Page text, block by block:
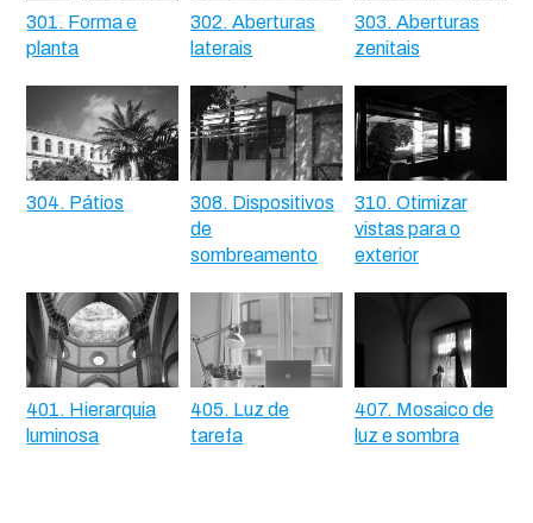
301. Forma e
planta
302. Aberturas
laterais
303. Aberturas
zenitais
304. Pátios
308. Dispositivos
de
sombreamento
310. Otimizar
vistas para o
exterior
401. Hierarquia
luminosa
405. Luz de
tarefa
407. Mosaico de
luz e sombra